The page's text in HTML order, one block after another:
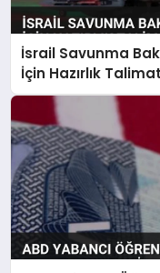
İsrail Savunma
İçin Hazırlık